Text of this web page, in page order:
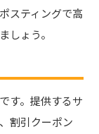
スティングで高
しょう。
す。提供するサ
割引クーポン